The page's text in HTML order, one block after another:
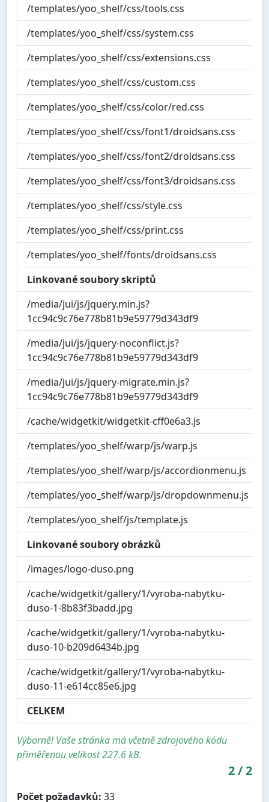
/templates/yoo_shelf/css/tools.css
/templates/yoo_shelf/css/system.css
/templates/yoo_shelf/css/extensions.css
/templates/yoo_shelf/css/custom.css
/templates/yoo_shelf/css/color/red.css
/templates/yoo_shelf/css/font1/droidsans.css
/templates/yoo_shelf/css/font2/droidsans.css
/templates/yoo_shelf/css/font3/droidsans.css
/templates/yoo_shelf/css/style.css
/templates/yoo_shelf/css/print.css
/templates/yoo_shelf/fonts/droidsans.css
Linkované soubory skriptů
/media/jui/js/jquery.min.js?
1cc94c9c76e778b81b9e59779d343df9
/media/jui/js/jquery-noconflict.js?
1cc94c9c76e778b81b9e59779d343df9
/media/jui/js/jquery-migrate.min.js?
1cc94c9c76e778b81b9e59779d343df9
/cache/widgetkit/widgetkit-cff0e6a3.js
/templates/yoo_shelf/warp/js/warp.js
/templates/yoo_shelf/warp/js/accordionmenu.js
/templates/yoo_shelf/warp/js/dropdownmenu.js
/templates/yoo_shelf/js/template.js
Linkované soubory obrázků
/images/logo-duso.png
/cache/widgetkit/gallery/1/vyroba-nabytku-
duso-1-8b83f3badd.jpg
/cache/widgetkit/gallery/1/vyroba-nabytku-
duso-10-b209d6434b.jpg
/cache/widgetkit/gallery/1/vyroba-nabytku-
duso-11-e614cc85e6.jpg
CELKEM
Výborně! Vaše stránka má včetně zdrojového kódu
přiměřenou velikost 227.6 kB.
2/2
Počet požadavků: 33